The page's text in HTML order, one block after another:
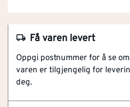
Få varen levert
Oppgi postnummer for å se
varen er tilgjengelig for
deg.
Artikkelnummer
Levers med fjærer
Enkel montering
Enkel rengjøring